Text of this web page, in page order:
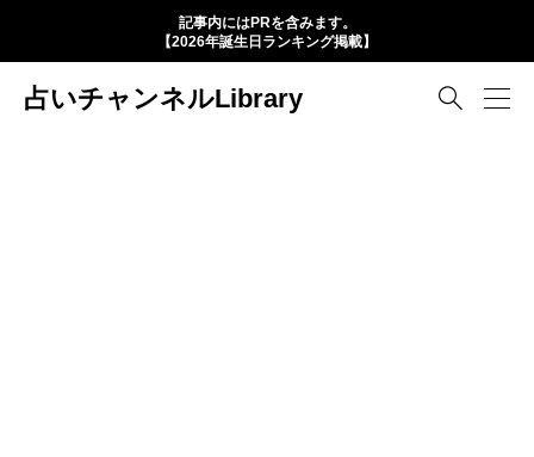
記事内にはPRを含みます。
【2026年誕生日ランキング掲載】
占いチャンネルLibrary 